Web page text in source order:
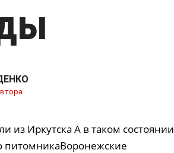
из Иркутска А в таком состоянии
питомникаВоронежские